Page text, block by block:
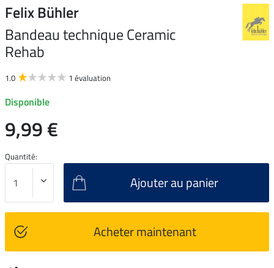
Felix Bühler
Bandeau technique Ceramic
Rehab
1.0 1 évaluation
Disponible
9,99 €
Quantité:
Ajouter au panier
Acheter maintenant